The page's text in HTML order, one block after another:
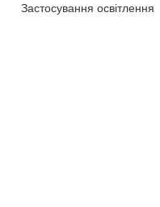
Застосування освітлення